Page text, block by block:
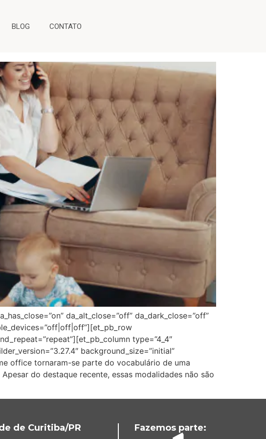
BLOG CONTATO
da_alt_close=”off” da_dark_close=”off”
type=”4_4″
background_size=”initial”
office tornaram-se parte do vocabulário de uma
do destaque recente, essas modalidades não são
de Curitiba/PR Fazemos parte: